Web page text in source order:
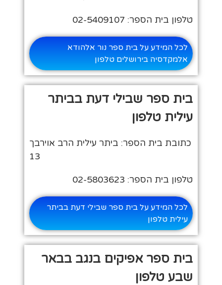
טלפון בית הספר: 02-5409107
לכל המידע על בית ספר נור אלהודא
אלמקדסיה בירושלים טלפון
בית ספר שבילי דעת בביתר
עילית טלפון
כתובת בית הספר: ביתר עילית הרב אוירבך
13
טלפון בית הספר: 02-5803623
לכל המידע על בית ספר שבילי דעת בביתר
עילית טלפון
בית ספר אפיקים בנגב בבאר
שבע טלפון